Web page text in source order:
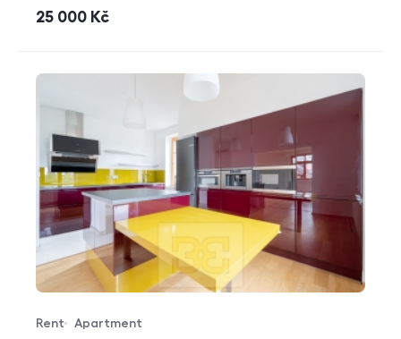
cena
25 000 Kč
Offer type
Rent
Property type
Apartment